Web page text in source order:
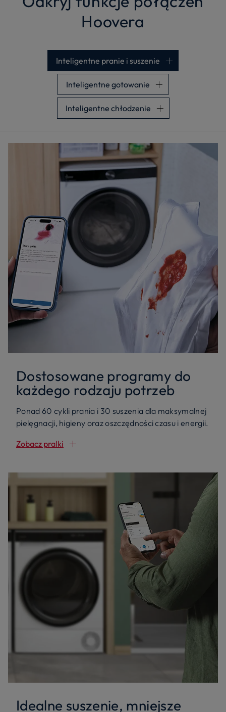
Hoovera
Inteligentne pranie i suszenie
Inteligentne gotowanie
Inteligentne chłodzenie
Dostosowane programy do
każdego rodzaju potrzeb
Ponad 60 cykli prania i 30 suszenia dla maksymalnej
pielęgnacji, higieny oraz oszczędności czasu i energii.
Zobacz pralki
Idealne suszenie, mniejsze